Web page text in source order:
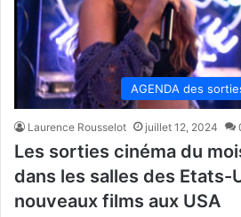
AGENDA des
Laurence Rousselot juillet 12, 2024
Les sorties cinéma du
dans les salles des Etats-
nouveaux films aux USA